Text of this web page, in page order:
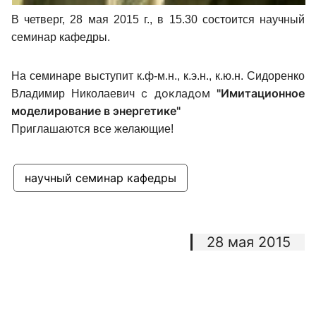
В четверг, 28 мая 2015 г., в 15.30 состоится научный
семинар кафедры.
На семинаре выступит к.ф-м.н., к.э.н., к.ю.н. Сидоренко
Владимир Николаевичс докладом "Имитационное
моделирование в энергетике"
Приглашаются все желающие!
научный семинар кафедры
28 мая 2015